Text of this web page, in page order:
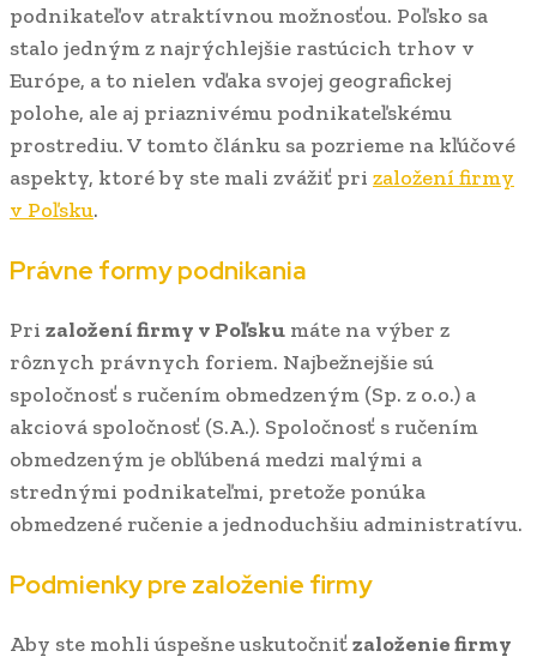
podnikateľov atraktívnou možnosťou. Poľsko sa
stalo jedným z najrýchlejšie rastúcich trhov v
Európe, a to nielen vďaka svojej geografickej
polohe, ale aj priaznivému podnikateľskému
prostrediu. V tomto článku sa pozrieme na kľúčové
aspekty, ktoré by ste mali zvážiť pri založení firmy
v Poľsku.
Právne formy podnikania
Pri založení firmy v Poľsku máte na výber z
rôznych právnych foriem. Najbežnejšie sú
spoločnosť s ručením obmedzeným (Sp. z o.o.) a
akciová spoločnosť (S.A.). Spoločnosť s ručením
obmedzeným je obľúbená medzi malými a
strednými podnikateľmi, pretože ponúka
obmedzené ručenie a jednoduchšiu administratívu.
Podmienky pre založenie firmy
Aby ste mohli úspešne uskutočniťzaloženie firmy